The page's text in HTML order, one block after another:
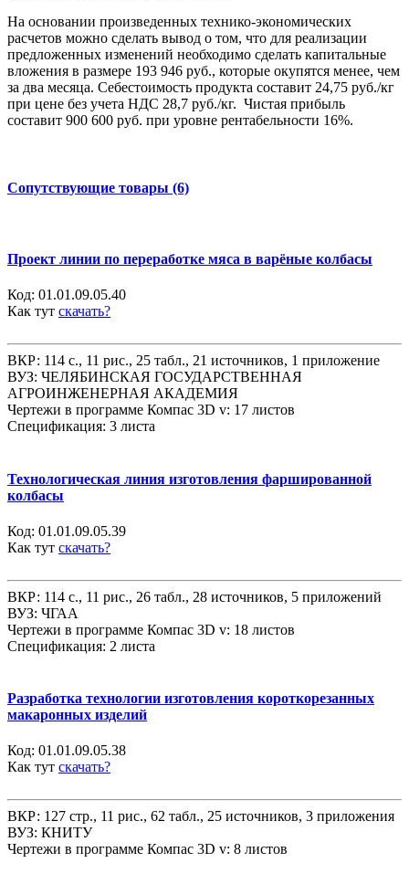
На основании произведенных технико-экономических
расчетов можно сделать вывод о том, что для реализации
предложенных изменений необходимо сделать капитальные
вложения в размере 193 946 руб., которые окупятся менее, чем
за два месяца. Себестоимость продукта составит 24,75 руб./кг
при цене без учета НДС 28,7 руб./кг. Чистая прибыль
составит 900 600 руб. при уровне рентабельности 16%.
Сопутствующие товары (6)
Проект линии по переработке мяса в варёные колбасы
Код: 01.01.09.05.40
Как тут скачать?
ВКР: 114 с., 11 рис., 25 табл., 21 источников, 1 приложение
ВУЗ: ЧЕЛЯБИНСКАЯ ГОСУДАРСТВЕННАЯ
АГРОИНЖЕНЕРНАЯ АКАДЕМИЯ
Чертежи в программе Компас 3D v: 17 листов
Спецификация: 3 листа
Технологическая линия изготовления фаршированной
колбасы
Код: 01.01.09.05.39
Как тут скачать?
ВКР: 114 с., 11 рис., 26 табл., 28 источников, 5 приложений
ВУЗ: ЧГАА
Чертежи в программе Компас 3D v: 18 листов
Спецификация: 2 листа
Разработка технологии изготовления короткорезанных
макаронных изделий
Код: 01.01.09.05.38
Как тут скачать?
ВКР: 127 стр., 11 рис., 62 табл., 25 источников, 3 приложения
ВУЗ: КНИТУ
Чертежи в программе Компас 3D v: 8 листов